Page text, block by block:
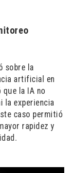
sobre la
artificial en
que la IA no
la experiencia
caso permitió
rapidez y